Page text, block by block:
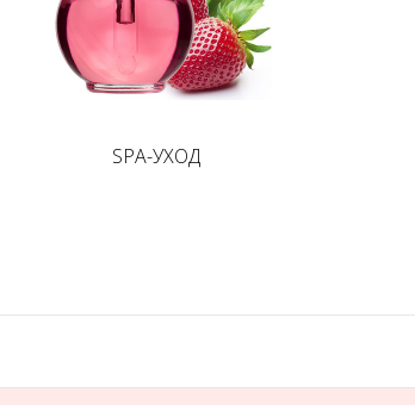
SPA-УХОД